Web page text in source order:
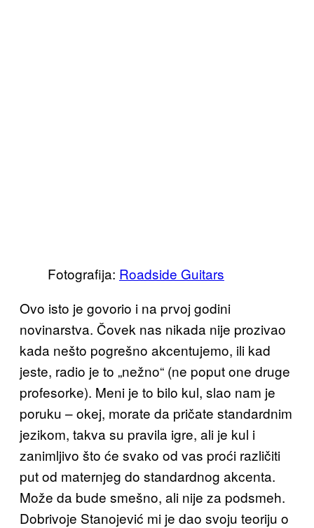
Fotografija: Roadside Guitars
Ovo isto je govorio i na prvoj godini
novinarstva. Čovek nas nikada nije prozivao
kada nešto pogrešno akcentujemo, ili kad
jeste, radio je to „nežno“ (ne poput one druge
profesorke). Meni je to bilo kul, slao nam je
poruku – okej, morate da pričate standardnim
jezikom, takva su pravila igre, ali je kul i
zanimljivo što će svako od vas proći različiti
put od maternjeg do standardnog akcenta.
Može da bude smešno, ali nije za podsmeh.
Dobrivoje Stanojević mi je dao svoju teoriju o